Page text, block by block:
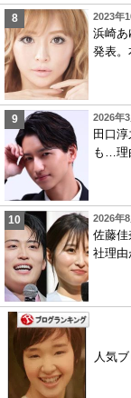
2023年
浜崎あ
発表。
2026年
田口
も…理
2026年
佐藤佳
社理由
人気